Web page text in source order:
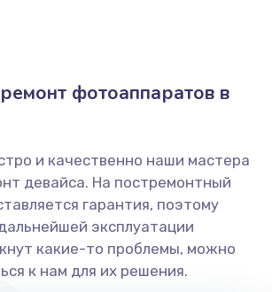
1800 руб.
ультразвукового мотора
1800 руб.
Заказать
фотоаппаратов в
и качественно наши мастера
девайса. На постремонтный
гарантия, поэтому
эксплуатации
какие-то проблемы, можно
к нам для их решения.